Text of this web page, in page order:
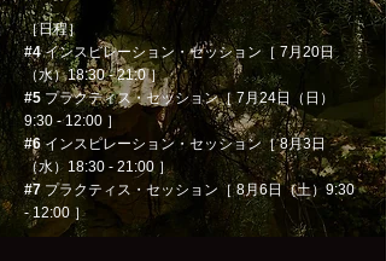
［日程］
#4インスピレーション・セッション［ 7月20日
（水）18:30 - 21:0 ］
#5プラクティス・セッション［ 7月24日（日）
9:30 - 12:00 ］
#6インスピレーション ・セッション［ 8月3日
（水）18:30 - 21:00 ］
#7 プラクティス ・セッション［ 8月6日（土）9:30
- 12:00 ］